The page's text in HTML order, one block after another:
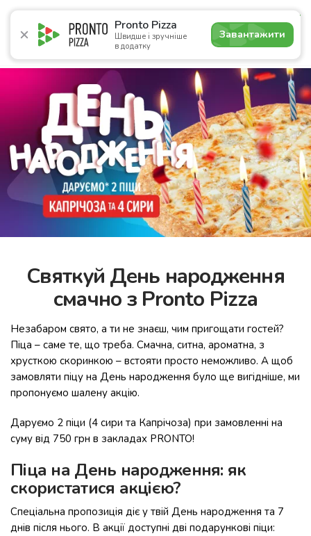
Pronto Pizza
Швидше і зручніше
в додатку
Завантажити
4.7
Акції Піца Суші Сети Бургери Комбо
Святкуй День народження
смачно з Pronto Pizza
Незабаром свято, а ти не знаєш, чим пригощати гостей?
Піца – саме те, що треба. Смачна, ситна, ароматна, з
хрусткою скоринкою – встояти просто неможливо. А щоб
замовляти піцу на День народження було ще вигідніше, ми
пропонуємо шалену акцію.
Даруємо 2 піци (4 сири та Капрічоза) при замовленні на
суму від 750 грн в закладах PRONTO!
Піца на День народження: як
скористатися акцією?
Спеціальна пропозиція діє у твій День народження та 7
днів після нього. В акції доступні дві подарункові піци: